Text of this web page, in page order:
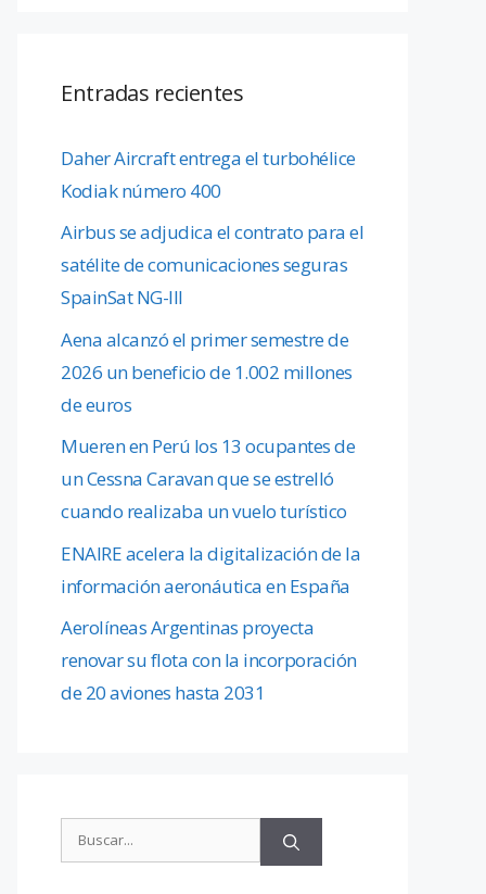
Entradas recientes
Daher Aircraft entrega el turbohélice
Kodiak número 400
Airbus se adjudica el contrato para el
satélite de comunicaciones seguras
SpainSat NG-III
Aena alcanzó el primer semestre de
2026 un beneficio de 1.002 millones
de euros
Mueren en Perú los 13 ocupantes de
un Cessna Caravan que se estrelló
cuando realizaba un vuelo turístico
ENAIRE acelera la digitalización de la
información aeronáutica en España
Aerolíneas Argentinas proyecta
renovar su flota con la incorporación
de 20 aviones hasta 2031